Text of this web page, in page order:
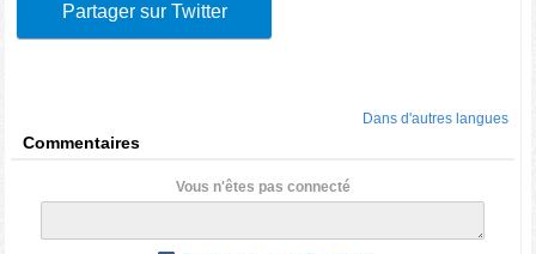
Partager sur Twitter
Dans d'autres langues
Commentaires
Vous n'êtes pas connecté